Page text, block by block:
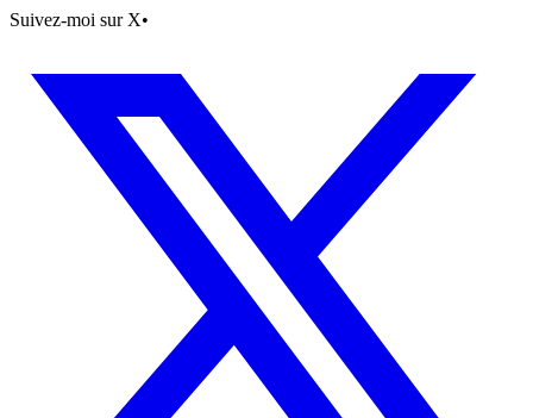
Suivez-moi sur X•